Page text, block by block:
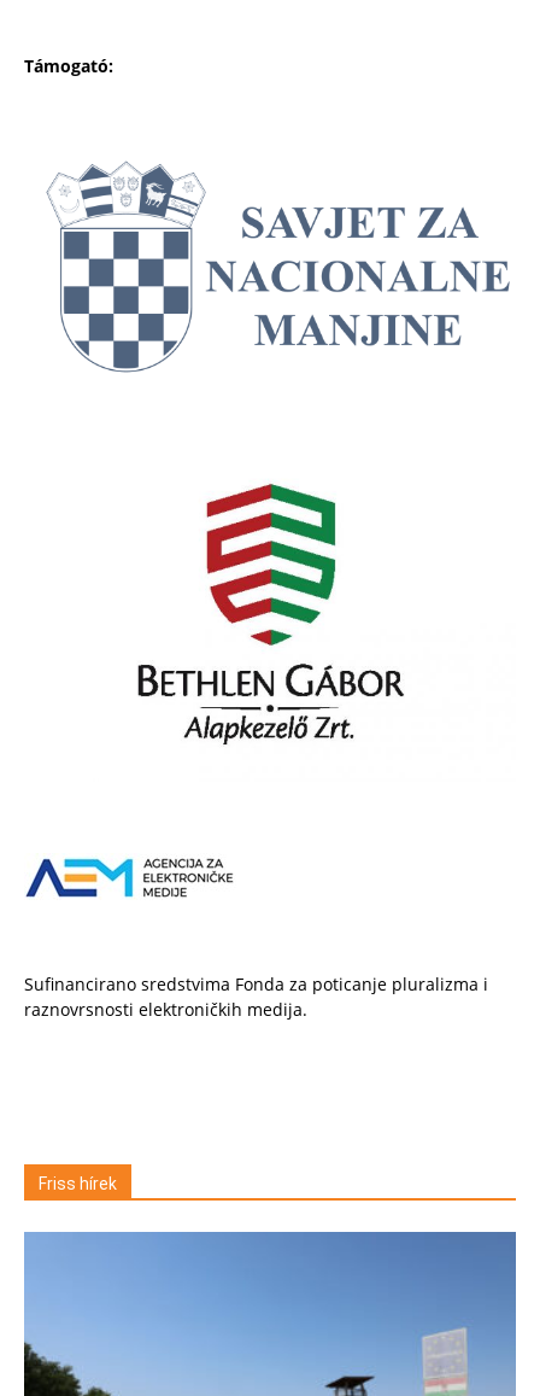
Támogató:
Sufinancirano sredstvima Fonda za poticanje pluralizma i
raznovrsnosti elektroničkih medija.
Friss hírek